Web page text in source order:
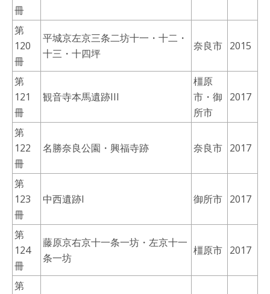
冊
第
120
冊
平城京左京三条二坊十一・十二・
十三・十四坪
奈良市 2015
第
121
冊
観音寺本馬遺跡III
橿原
市・御
所市
2017
第
122
冊
名勝奈良公園・興福寺跡 奈良市 2017
第
123
冊
中西遺跡I 御所市 2017
第
124
冊
藤原京右京十一条一坊・左京十一
条一坊
橿原市 2017
第